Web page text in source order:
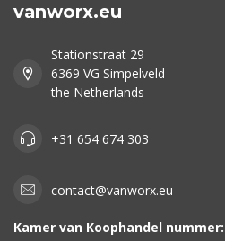
vanworx.eu
Stationstraat 29
6369 VG Simpelveld
the Netherlands
+31 654 674 303
contact@vanworx.eu
Kamer van Koophandel nummer: